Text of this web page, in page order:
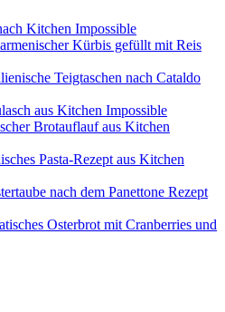
Kitchen Impossible
Kürbis gefüllt mit Reis
Teigtaschen nach Cataldo
aus Kitchen Impossible
Brotauflauf aus Kitchen
Pasta-Rezept aus Kitchen
nach dem Panettone Rezept
Osterbrot mit Cranberries und